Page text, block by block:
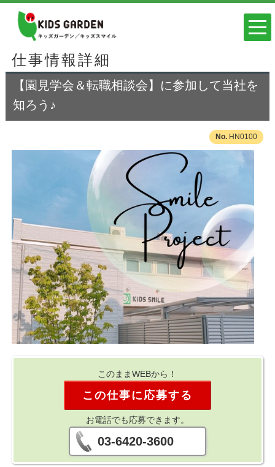
仕事情報詳細
【園見学会＆転職相談会】に参加して当社を
知ろう♪
HN0100
このままWEBから！
この仕事に応募する
お電話でも応募できます。
03-6420-3600